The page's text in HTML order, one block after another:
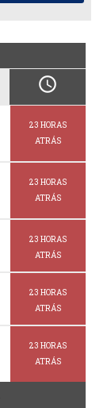
schedule
23 HORAS
ATRÁS
23 HORAS
ATRÁS
23 HORAS
ATRÁS
23 HORAS
ATRÁS
23 HORAS
ATRÁS